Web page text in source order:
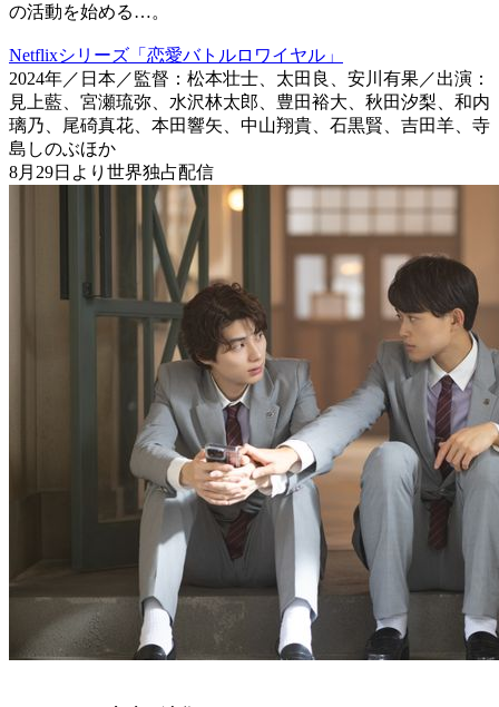
の活動を始める…。
Netflixシリーズ「恋愛バトルロワイヤル」
2024年／日本／監督：松本壮士、太田良、安川有果／出演：
見上藍、宮瀬琉弥、水沢林太郎、豊田裕大、秋田汐梨、和内
璃乃、尾碕真花、本田響矢、中山翔貴、石黒賢、吉田羊、寺
島しのぶほか
8月29日より世界独占配信